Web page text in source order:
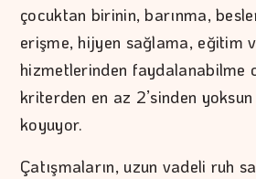
çocuktan birinin, barınma,
erişme, hijyen sağlama, eğitim
hizmetlerinden faydalanabilme
kriterden en az 2’sinden yoksun
koyuyor.
Çatışmaların, uzun vadeli ruh